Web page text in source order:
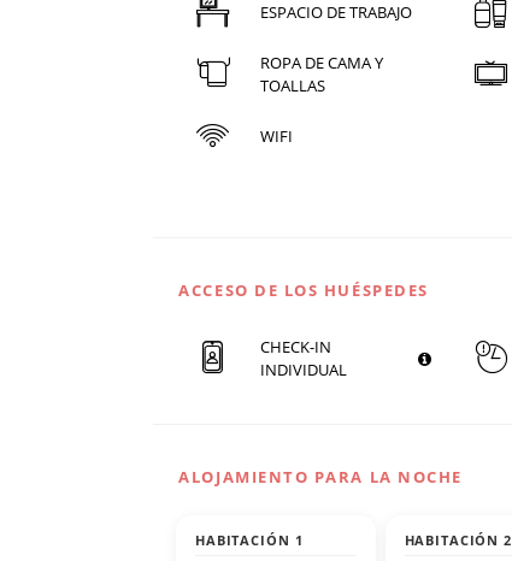
ESPACIO DE TRABAJO
ROPA DE CAMA Y
TOALLAS
WIFI
ACCESO DE LOS HUÉSPEDES
CHECK-IN
INDIVIDUAL
ALOJAMIENTO PARA LA NOCHE
HABITACIÓN 1 HABITACIÓN 2